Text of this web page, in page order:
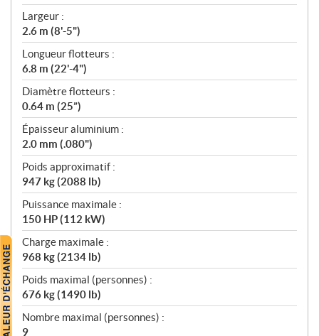
Largeur :
2.6 m (8'-5")
Longueur flotteurs :
6.8 m (22'-4")
Diamètre flotteurs :
0.64 m (25”)
Épaisseur aluminium :
2.0 mm (.080")
Poids approximatif :
947 kg (2088 lb)
Puissance maximale :
150 HP (112 kW)
Charge maximale :
968 kg (2134 lb)
Poids maximal (personnes) :
676 kg (1490 lb)
Nombre maximal (personnes) :
9